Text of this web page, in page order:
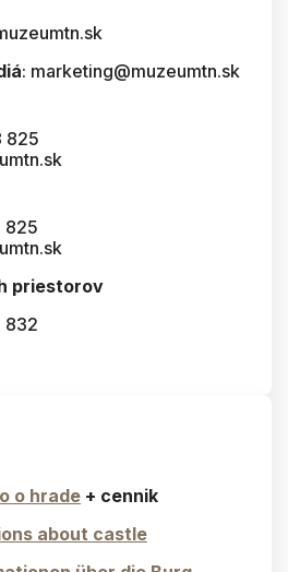
: marketing@muzeumtn.sk
825
825
priestorov
832
o hrade + cennik
about castle